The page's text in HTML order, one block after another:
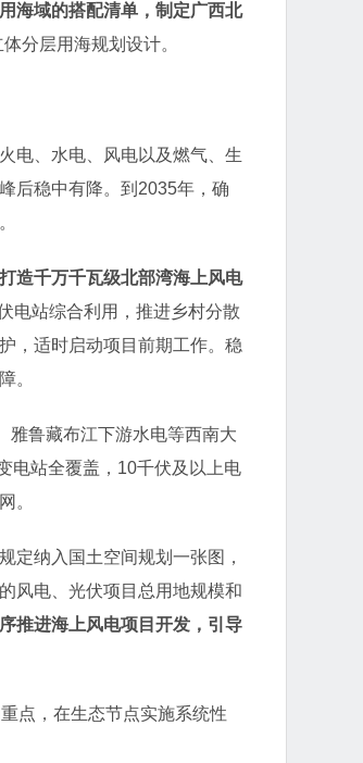
海域的搭配清单，制定广西北
分层用海规划设计。
电、水电、风电以及燃气、生
后稳中有降。到2035年，确
造千万千瓦级北部湾海上风电
电站综合利用，推进乡村分散
，适时启动项目前期工作。稳
。
雅鲁藏布江下游水电等西南大
电站全覆盖，10千伏及以上电
。
定纳入国土空间规划一张图，
风电、光伏项目总用地规模和
推进海上风电项目开发，引导
点，在生态节点实施系统性